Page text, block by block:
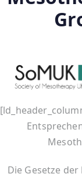
Die Gesetze